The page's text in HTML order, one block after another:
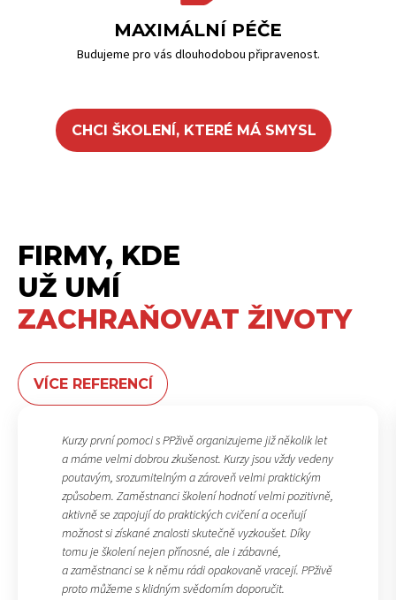
MAXIMÁLNÍ PÉČE
Budujeme pro vás dlouhodobou připravenost.
CHCI ŠKOLENÍ, KTERÉ MÁ SMYSL
FIRMY, KDE
UŽ UMÍ
ZACHRAŇOVAT ŽIVOTY
VÍCE REFERENCÍ
Kurzy první pomoci s PPživě organizujeme již několik let
a máme velmi dobrou zkušenost. Kurzy jsou vždy vedeny
poutavým, srozumitelným a zároveň velmi praktickým
způsobem. Zaměstnanci školení hodnotí velmi pozitivně,
aktivně se zapojují do praktických cvičení a oceňují
možnost si získané znalosti skutečně vyzkoušet. Díky
tomu je školení nejen přínosné, ale i zábavné,
a zaměstnanci se k němu rádi opakovaně vracejí. PPživě
proto můžeme s klidným svědomím doporučit.